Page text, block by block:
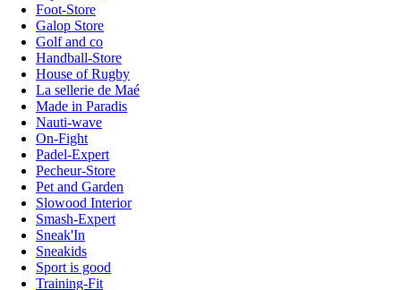
Foot-Store
Galop Store
Golf and co
Handball-Store
House of Rugby
La sellerie de Maé
Made in Paradis
Nauti-wave
On-Fight
Padel-Expert
Pecheur-Store
Pet and Garden
Slowood Interior
Smash-Expert
Sneak'In
Sneakids
Sport is good
Training-Fit